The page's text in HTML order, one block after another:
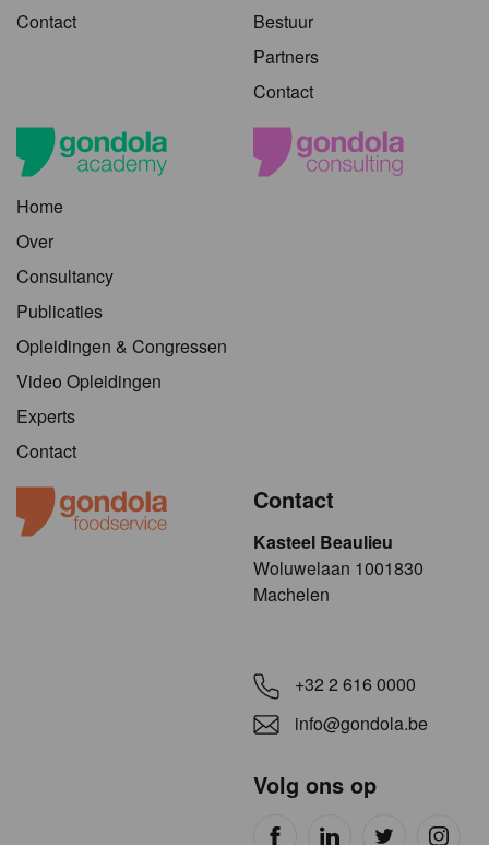
Contact
Bestuur
Partners
Contact
Home
Over
Consultancy
Publicaties
Opleidingen & Congressen
Video Opleidingen
Experts
Contact
Contact
Kasteel Beaulieu
​​​Woluwelaan 1001830
Machelen
+32 2 616 0000
info@gondola.be
Volg ons op